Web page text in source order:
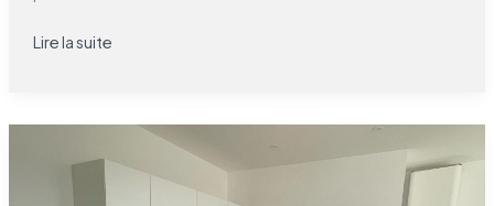
Lire la suite
optimiser
l’expérience